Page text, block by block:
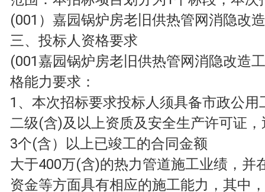
(001）嘉园锅炉房老旧供热管网消隐改
三、投标人资格要求
(001嘉园锅炉房老旧供热管网消隐改造
格能力要求：
1、本次招标要求投标人须具备市政公用
二级(含)及以上资质及安全生产许可证
3个(含）以上已竣工的合同金额
大于400万(含)的热力管道施工业绩，并
资金等方面具有相应的施工能力，其中